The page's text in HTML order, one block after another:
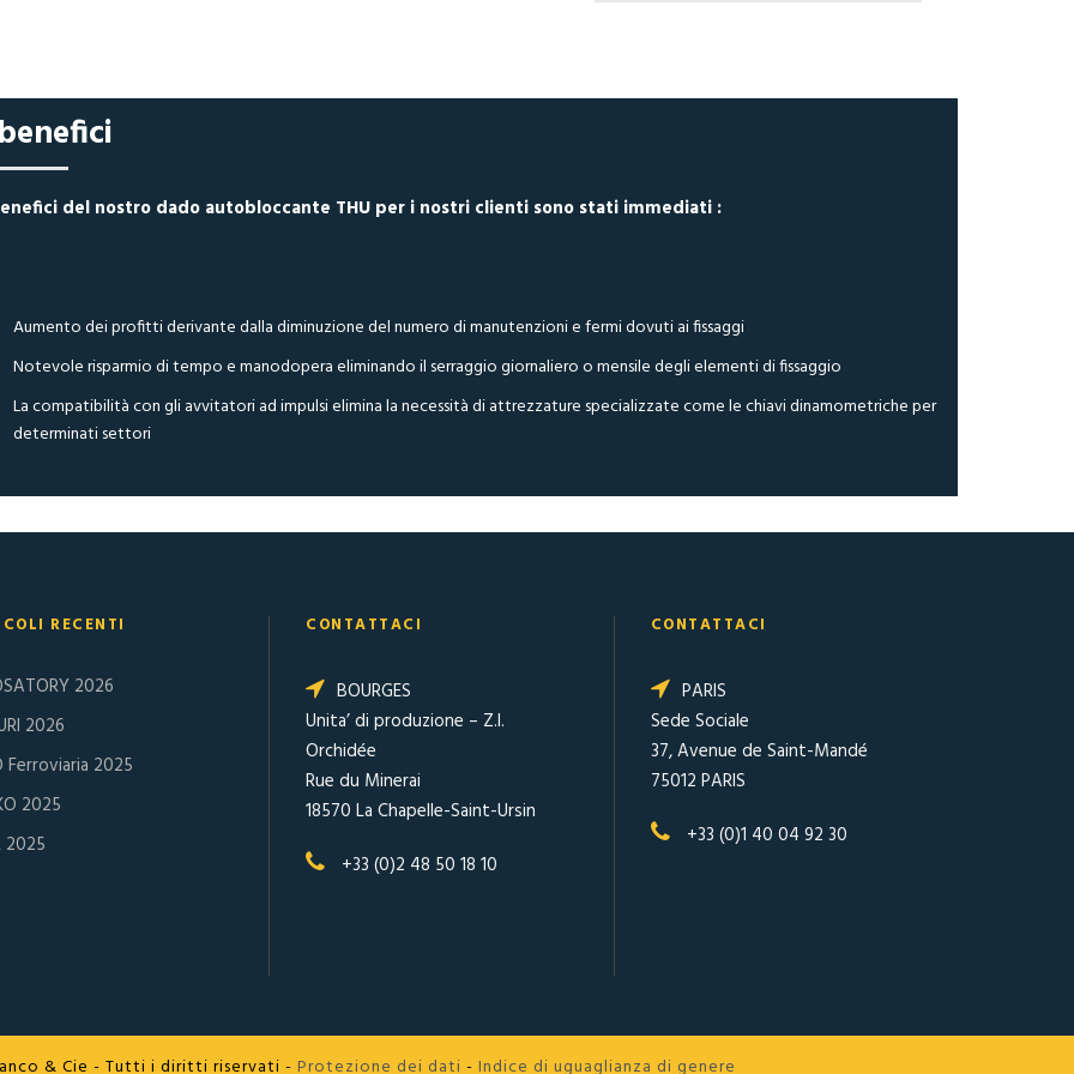
del nostro dado autobloccante THU per i nostri clienti sono stati immediati :
Aumento dei profitti derivante dalla diminuzione del numero di manutenzioni e fermi dovuti ai fissaggi
Notevole risparmio di tempo e manodopera eliminando il serraggio giornaliero o mensile degli elementi di fissaggio
La compatibilità con gli avvitatori ad impulsi elimina la necessità di attrezzature specializzate come le chiavi dinamometriche per
determinati settori
RECENTI
2026
2026
Ferroviaria 2025
2025
2025
CONTATTACI
BOURGES
Unita’ di produzione – Z.I.
Orchidée
Rue du Minerai
18570 La Chapelle-Saint-Ursin
+33 (0)2 48 50 18 10
CONTATTACI
PARIS
Sede Sociale
37, Avenue de Saint-Mandé
75012 PARIS
+33 (0)1 40 04 92 30
& Cie - Tutti i diritti riservati - Protezione dei dati - Indice di uguaglianza di genere